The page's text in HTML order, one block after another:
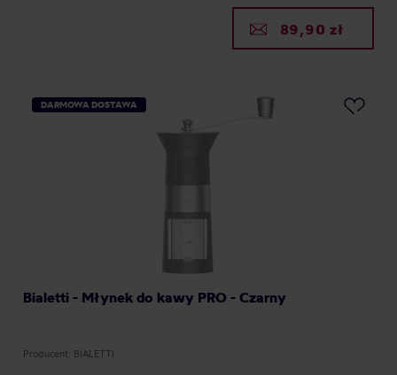
89,90 zł
DARMOWA DOSTAWA
Bialetti - Młynek do kawy PRO - Czarny
Producent: BIALETTI